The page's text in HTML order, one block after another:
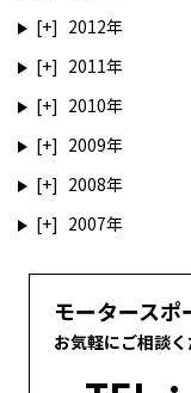
2012
2011
2010
2009
2008
2007
モータースポ
お気軽にご相談く